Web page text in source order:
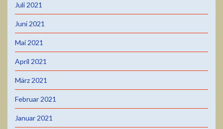
Juli 2021
Juni 2021
Mai 2021
April 2021
März 2021
Februar 2021
Januar 2021